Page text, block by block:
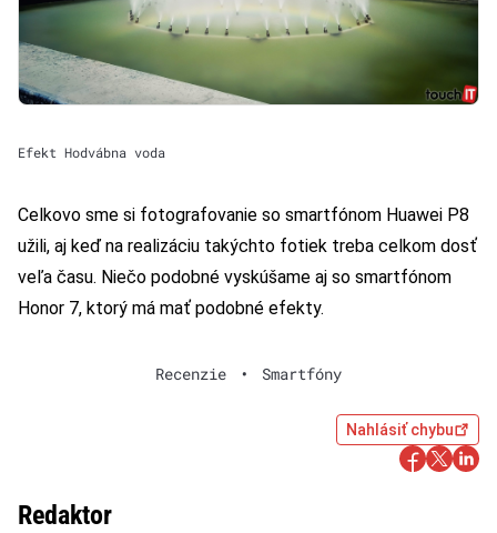
Efekt Hodvábna voda
Celkovo sme si fotografovanie so smartfónom Huawei P8
užili, aj keď na realizáciu takýchto fotiek treba celkom dosť
veľa času. Niečo podobné vyskúšame aj so smartfónom
Honor 7, ktorý má mať podobné efekty.
Recenzie • Smartfóny
Nahlásiť chybu
Redaktor